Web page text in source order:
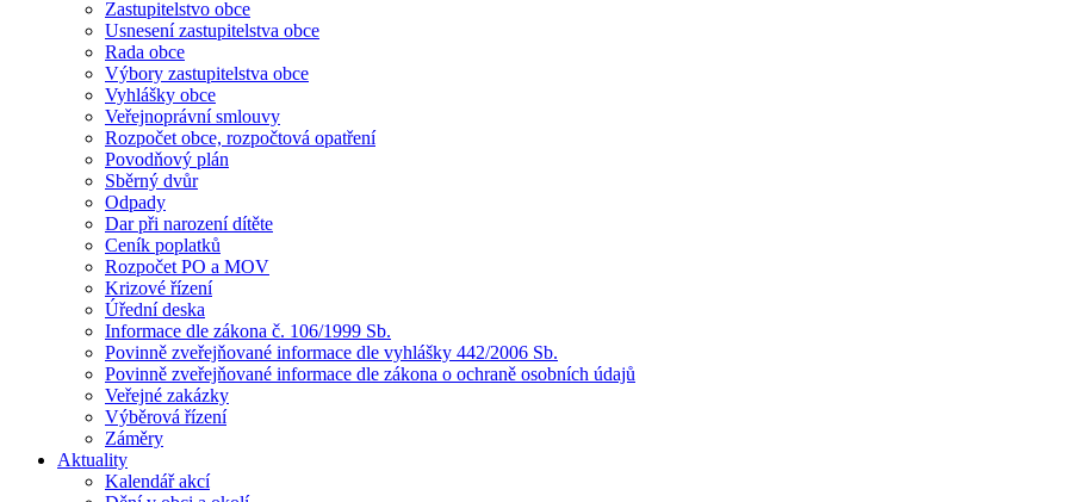
Zastupitelstvo obce
Usnesení zastupitelstva obce
Rada obce
Výbory zastupitelstva obce
Vyhlášky obce
Veřejnoprávní smlouvy
Rozpočet obce, rozpočtová opatření
Povodňový plán
Sběrný dvůr
Odpady
Dar při narození dítěte
Ceník poplatků
Rozpočet PO a MOV
Krizové řízení
Úřední deska
Informace dle zákona č. 106/1999 Sb.
Povinně zveřejňované informace dle vyhlášky 442/2006 Sb.
Povinně zveřejňované informace dle zákona o ochraně osobních údajů
Veřejné zakázky
Výběrová řízení
Záměry
Aktuality
Kalendář akcí